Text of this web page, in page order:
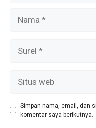
web
Simpan nama, email, dan
komentar saya berikutnya.